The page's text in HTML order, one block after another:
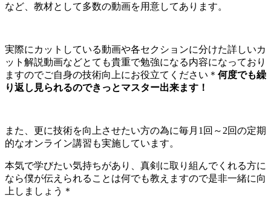
など、教材として多数の動画を用意してあります。
実際にカットしている動画や各セクションに分けた詳しいカ
ット解説動画などとても貴重で勉強になる内容になっており
ますのでご自身の技術向上にお役立てください＊ 何度でも繰
り返し見られるのできっとマスター出来ます！
また、更に技術を向上させたい方の為に毎月1回～2回の定期
的なオンライン講習も実施しています。
本気で学びたい気持ちがあり、真剣に取り組んでくれる方に
なら僕が伝えられることは何でも教えますので是非一緒に向
上しましょう＊